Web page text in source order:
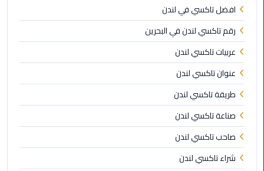
الخط
الساخن
ليموزين
العاصمة
ليموزين
الخط
الساخن
تاكسى
ليموزين
مصر
افضل تاكسي في لندن
رقم تاكسي لندن في البحرين
عربيات تاكسي لندن
عنوان تاكسي لندن
طريقة تاكسي لندن
صناعة تاكسي لندن
صاحب تاكسي لندن
شراء تاكسي لندن